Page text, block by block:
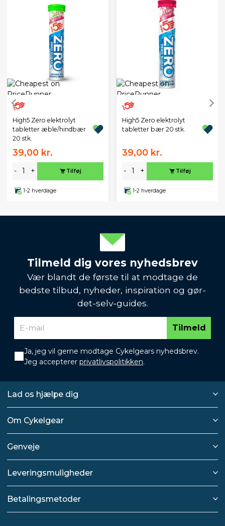
High5 Zero elektrolyt
tabletter æble/hindbær
20 stk.
39,00 kr.
- + Tilføj
1-2 hverdage
High5 Zero elektrolyt
tabletter bær 20 stk.
39,00 kr.
- + Tilføj
1-2 hverdage
Tilmeld dig vores nyhedsbrev
Vær blandt de første til at modtage de
bedste tilbud, nyheder, inspiration og gør-
det-selv-guides.
Tilmeld
Ja, jeg vil gerne modtage Cykelgears nyhedsbrev.
Jeg accepterer privatlivspolitikken.
Lad os hjælpe dig
Om Cykelgear
Genveje
Leveringsmuligheder
Betalingsmetoder